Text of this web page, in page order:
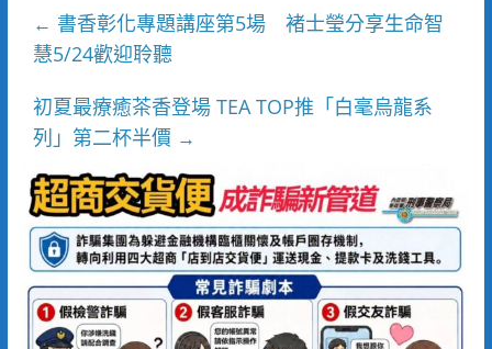
← 書香彰化專題講座第5場 褚士瑩分享生命智
慧5/24歡迎聆聽
初夏最療癒茶香登場 TEA TOP推「白毫烏龍系
列」第二杯半價 →